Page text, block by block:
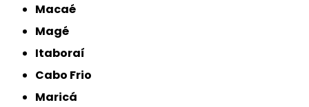
Macaé
Magé
Itaboraí
Cabo Frio
Maricá